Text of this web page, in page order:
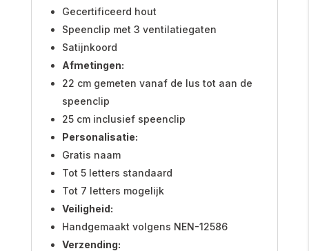
Gecertificeerd hout
Speenclip met 3 ventilatiegaten
Satijnkoord
Afmetingen:
22 cm gemeten vanaf de lus tot aan de
speenclip
25 cm inclusief speenclip
Personalisatie:
Gratis naam
Tot 5 letters standaard
Tot 7 letters mogelijk
Veiligheid:
Handgemaakt volgens NEN-12586
Verzending: